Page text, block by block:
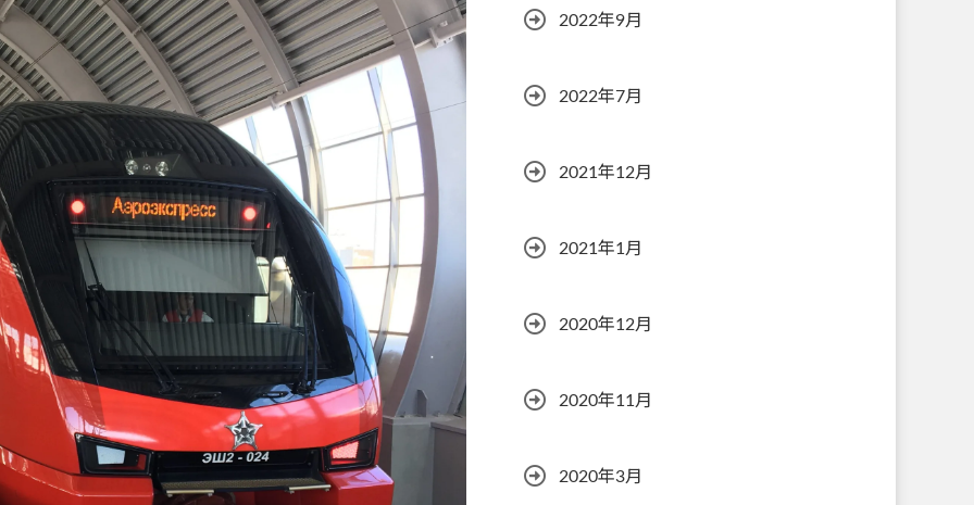
2022年9月
2022年7月
2021年12月
2021年1月
2020年12月
2020年11月
2020年3月